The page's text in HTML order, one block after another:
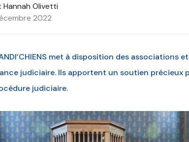
Hannah Olivetti
2022
met à disposition des associations
judiciaire. Ils apportent un soutien précieux
judiciaire.